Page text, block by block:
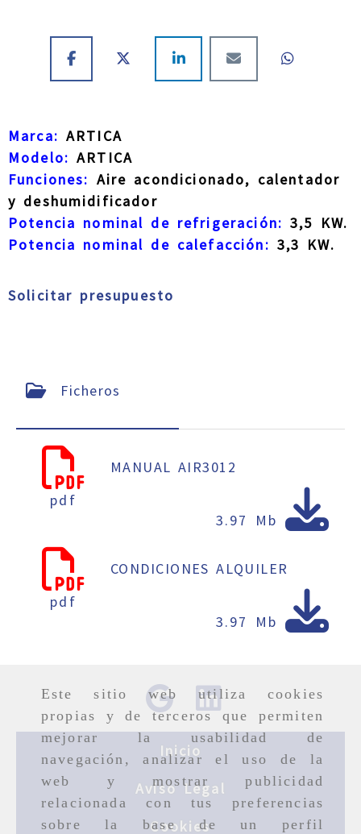
Este sitio web utiliza cookies
propias y de terceros que permiten
mejorar la usabilidad de
navegación, analizar el uso de la
web y mostrar publicidad
relacionada con tus preferencias
sobre la base de un perfil
Marca: ARTICA
Modelo: ARTICA
Funciones: Aire acondicionado, calentador
y deshumidificador
Potencia nominal de refrigeración: 3,5 KW.
Potencia nominal de calefacción: 3,3 KW.
Solicitar presupuesto
Ficheros
pdf
MANUAL AIR3012
3.97 Mb
pdf
CONDICIONES ALQUILER
3.97 Mb
Inicio
Aviso Legal
Cookies